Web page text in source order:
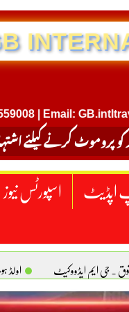
TRAVEL
Email:
کو پروموٹ کرنے کیلئے
اپڈیٹ اسپورٹس نیوز
. جی ایم ایڈووکیٹ اولڈ
امریکا یومِ استحصالِ